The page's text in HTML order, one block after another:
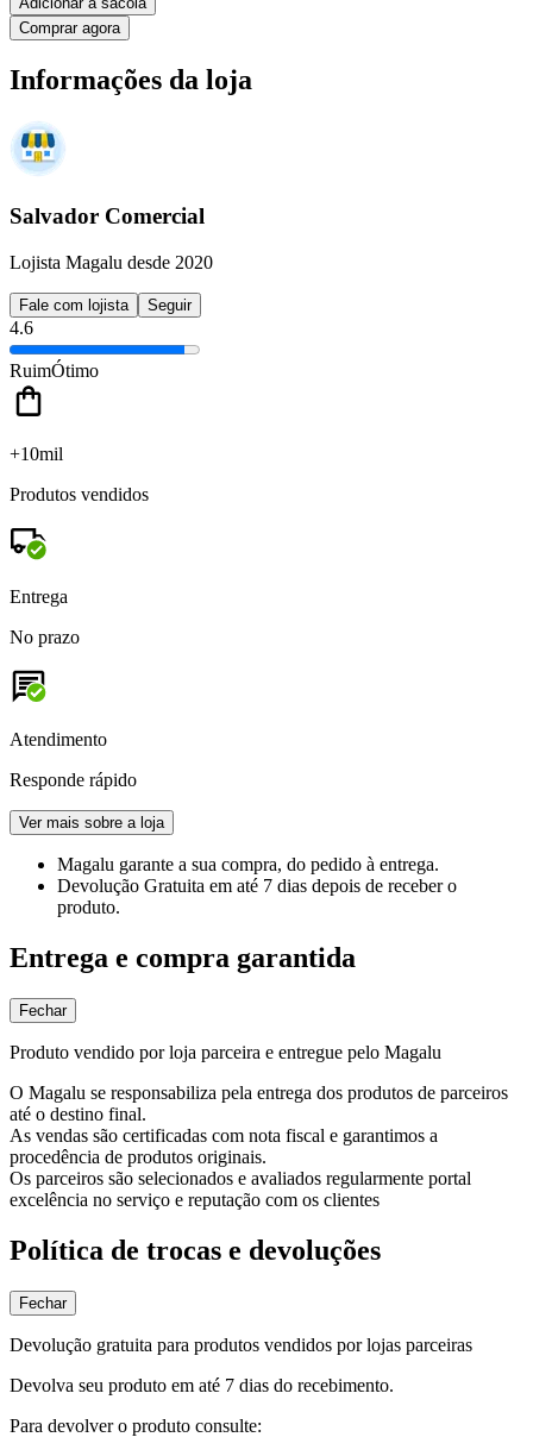
Comprar agora
Informações da loja
Salvador Comercial
Lojista Magalu desde 2020
Fale com lojista Seguir
4.6
RuimÓtimo
+10mil
Produtos vendidos
Entrega
No prazo
Atendimento
Responde rápido
Ver mais sobre a loja
Magalu garante a sua compra, do pedido à entrega.
Devolução Gratuita em até 7 dias depois de receber o
produto.
Entrega e compra garantida
Fechar
Produto vendido por loja parceira e entregue pelo Magalu
O Magalu se responsabiliza pela entrega dos produtos de parceiros
até o destino final.
As vendas são certificadas com nota fiscal e garantimos a
procedência de produtos originais.
Os parceiros são selecionados e avaliados regularmente portal
excelência no serviço e reputação com os clientes
Política de trocas e devoluções
Fechar
Devolução gratuita para produtos vendidos por lojas parceiras
Devolva seu produto em até 7 dias do recebimento.
Para devolver o produto consulte: